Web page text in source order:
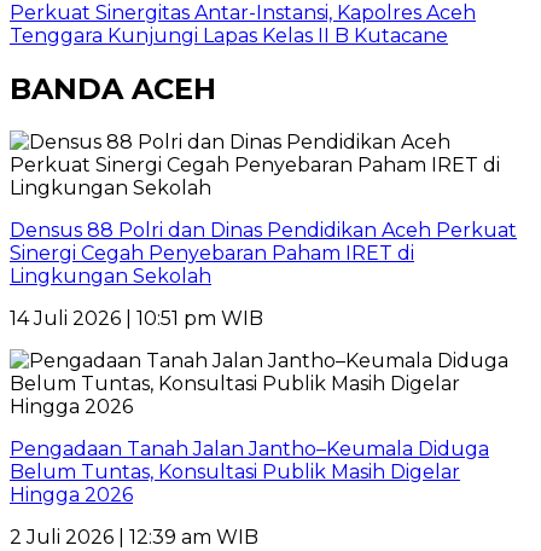
Perkuat Sinergitas Antar-Instansi, Kapolres Aceh
Tenggara Kunjungi Lapas Kelas II B Kutacane
BANDA ACEH
Densus 88 Polri dan Dinas Pendidikan Aceh Perkuat
Sinergi Cegah Penyebaran Paham IRET di
Lingkungan Sekolah
14 Juli 2026 | 10:51 pm WIB
Pengadaan Tanah Jalan Jantho–Keumala Diduga
Belum Tuntas, Konsultasi Publik Masih Digelar
Hingga 2026
2 Juli 2026 | 12:39 am WIB